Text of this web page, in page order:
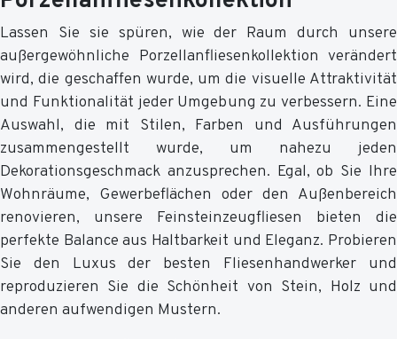
Lassen Sie sie spüren, wie der Raum durch unsere
außergewöhnliche Porzellanfliesenkollektion verändert
wird, die geschaffen wurde, um die visuelle Attraktivität
und Funktionalität jeder Umgebung zu verbessern. Eine
Auswahl, die mit Stilen, Farben und Ausführungen
zusammengestellt wurde, um nahezu jeden
Dekorationsgeschmack anzusprechen. Egal, ob Sie Ihre
Wohnräume, Gewerbeflächen oder den Außenbereich
renovieren, unsere Feinsteinzeugfliesen bieten die
perfekte Balance aus Haltbarkeit und Eleganz. Probieren
Sie den Luxus der besten Fliesenhandwerker und
reproduzieren Sie die Schönheit von Stein, Holz und
anderen aufwendigen Mustern.